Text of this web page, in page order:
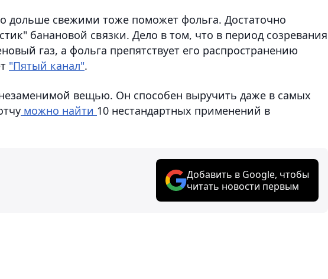
дольше свежими тоже поможет фольга. Достаточно
банановой связки. Дело в том, что в период созревания
газ, а фольга препятствует его распространению
"Пятый канал".
незаменимой вещью. Он способен выручить даже в самых
можно найти 10 нестандартных применений в
Добавить в Google, чтобы
читать новости первым